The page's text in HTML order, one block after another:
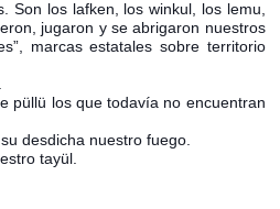
Son los lafken, los winkul, los lemu,
jugaron y se abrigaron nuestros
marcas estatales sobre territorio
püllü los que todavía no encuentran
desdicha nuestro fuego.
tayül.